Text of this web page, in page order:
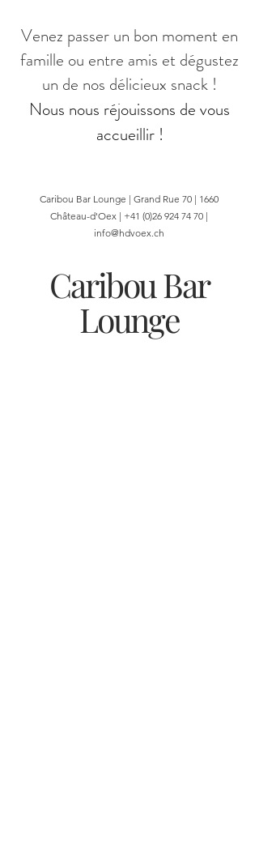
Venez passer un bon moment en
famille ou entre amis et dégustez
un de nos délicieux snack !
Nous nous réjouissons de vous
accueillir !
Caribou Bar Lounge | Grand Rue 70 | 1660
Château-d'Oex | +41 (0)26 924 74 70 |
info@hdvoex.ch
Caribou Bar
Lounge